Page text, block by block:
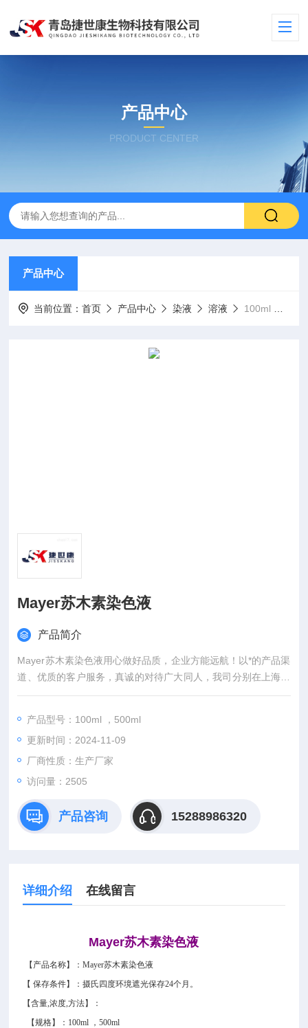
产品中心
PRODUCT CENTER
产品中心
当前位置：首页 产品中心 染液 溶液 100ml ，500mlMayer苏木素染色液
Mayer苏木素染色液
产品简介
Mayer苏木素染色液用心做好品质，企业方能远航！以*的产品渠
道、优质的客户服务，真诚的对待广大同人，我司分别在上海、
武汉，等城市设有专业实验室，竭诚服务每位科研工作者。
产品型号：100ml ，500ml
更新时间：2024-11-09
厂商性质：生产厂家
访问量：2505
产品咨询 15288986320
详细介绍 在线留言
Mayer苏木素染色液
【产品名称】：Mayer苏木素染色液
【 保存条件】
：摄氏四度环境遮光保存24个月。
【含量,浓度,方法】：
【规格】： 100ml ，500ml